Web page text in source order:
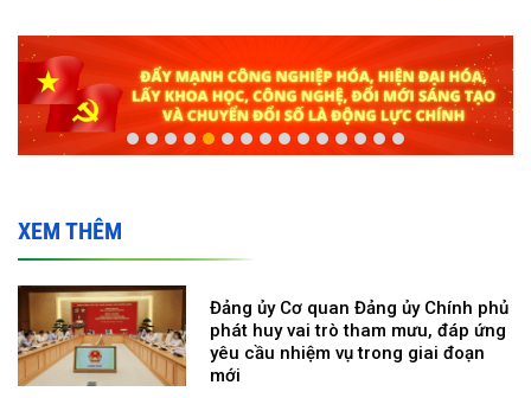
XEM THÊM
Đảng ủy Cơ quan Đảng ủy Chính phủ
phát huy vai trò tham mưu, đáp ứng
yêu cầu nhiệm vụ trong giai đoạn
mới